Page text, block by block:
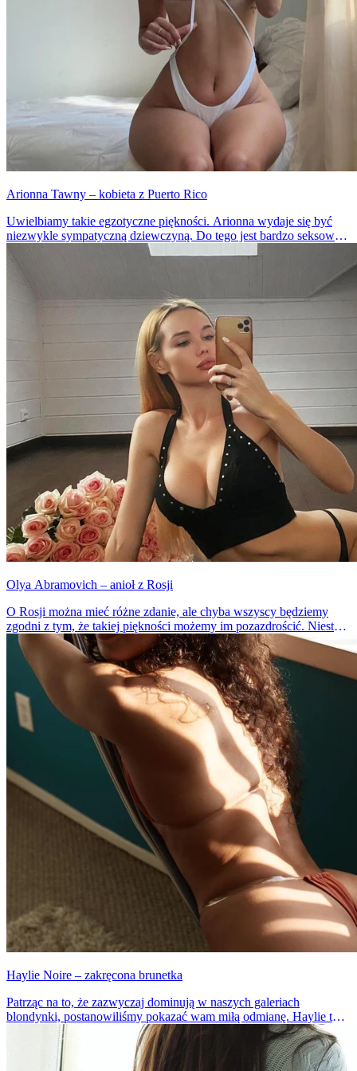
Arionna Tawny – kobieta z Puerto Rico
Uwielbiamy takie egzotyczne piękności. Arionna wydaje się być
niezwykle sympatyczną dziewczyną. Do tego jest bardzo seksowna
i gorąca. Nie wiem jak wy, ale my nie możemy oderwać od niej
wzroku.
Olya Abramovich – anioł z Rosji
O Rosji można mieć różne zdanie, ale chyba wszyscy będziemy
zgodni z tym, że takiej piękności możemy im pozazdrościć. Niestety
od Olyi dzieli nas ok. 2800 km, tak więc pozostaje jedynie patrzenie
się w monitor.
Haylie Noire – zakręcona brunetka
Patrząc na to, że zazwyczaj dominują w naszych galeriach
blondynki, postanowiliśmy pokazać wam miłą odmianę. Haylie to
piękna kobieta o cudownych, kręconych włosach. Chyba nie da się
od niej oderwać wzroku, przynajmniej nam się jeszcze nie udało.